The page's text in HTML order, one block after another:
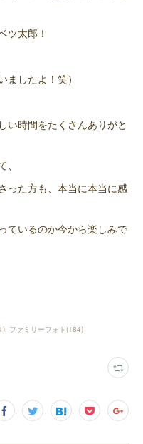
ツ太郎！
ましたよ！笑）
い時間をたくさんありがと
った方も、本当に本当に感
ているのか今から楽しみで
) ファミリーフォト(184)